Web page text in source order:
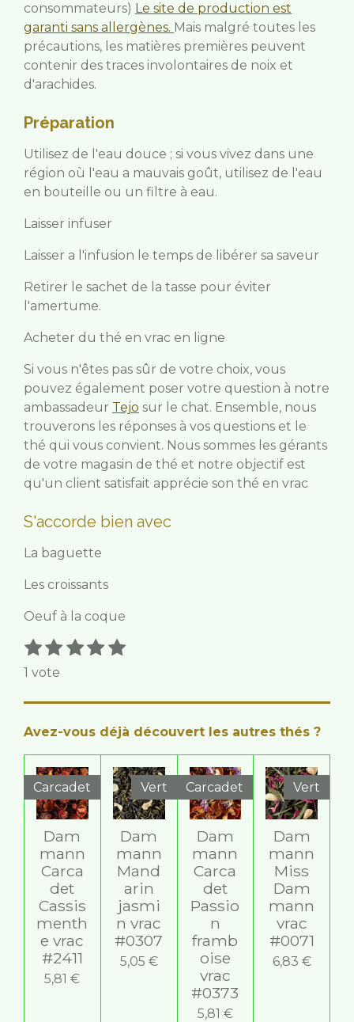
consommateurs) Le site de production est
garanti sans allergènes. Mais malgré toutes les
précautions, les matières premières peuvent
contenir des traces involontaires de noix et
d'arachides.
Préparation
Utilisez de l'eau douce ; si vous vivez dans une
région où l'eau a mauvais goût, utilisez de l'eau
en bouteille ou un filtre à eau.
Laisser infuser
Laisser a l'infusion le temps de libérer sa saveur
Retirer le sachet de la tasse pour éviter
l'amertume.
Acheter du thé en vrac en ligne
Si vous n'êtes pas sûr de votre choix, vous
pouvez également poser votre question à notre
ambassadeur Tejo sur le chat. Ensemble, nous
trouverons les réponses à vos questions et le
thé qui vous convient. Nous sommes les gérants
de votre magasin de thé et notre objectif est
qu'un client satisfait apprécie son thé en vrac
S'accorde bien avec
La baguette
Les croissants
Oeuf à la coque
É
v
l
i
o
1
é
o
i
l
e
2
é
o
l
e
s
3
o
l
e
s
4
o
l
e
s
5
o
i
l
e
s
E
y
r
'
é
v
a
u
a
t
i
o
n
1 vote
Avez-vous déjà découvert les autres thés ?
Carcadet
Dam
mann
Carca
det
Cassis
menth
e vrac
#2411
5,81 €
Vert
Dam
mann
Mand
arin
jasmi
n vrac
#0307
5,05 €
Carcadet
Dam
mann
Carca
det
Passio
n
framb
oise
vrac
#0373
5,81 €
Vert
Dam
mann
Miss
Dam
mann
vrac
#0071
6,83 €